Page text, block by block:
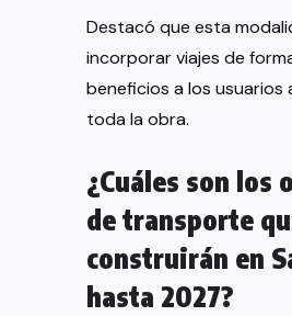
Destacó que esta
incorporar viajes de
beneficios a los
toda la obra.
¿Cuáles son los
de transporte
construirán en
hasta 2027?